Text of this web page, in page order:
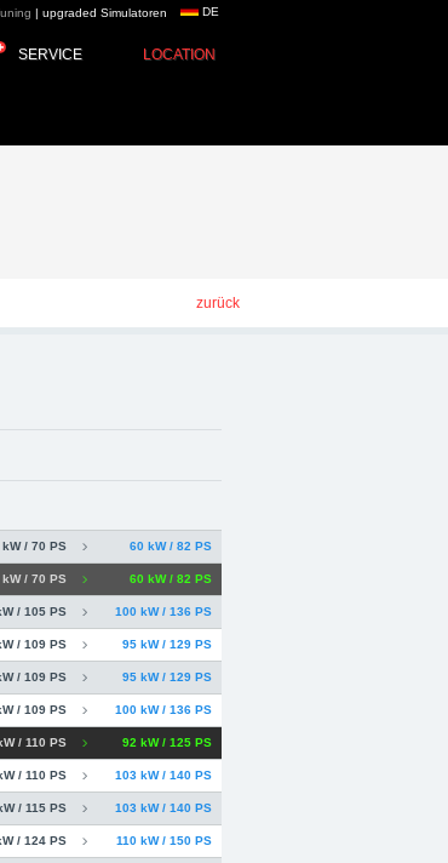
DE
LOCATION
SERVICE
| upgraded Simulatoren
zurück
60 kW / 82 PS
kW / 70 PS
60 kW / 82 PS
kW / 70 PS
100 kW / 136 PS
/ 105 PS
95 kW / 129 PS
/ 109 PS
95 kW / 129 PS
/ 109 PS
100 kW / 136 PS
/ 109 PS
92 kW / 125 PS
/ 110 PS
103 kW / 140 PS
/ 110 PS
103 kW / 140 PS
/ 115 PS
110 kW / 150 PS
/ 124 PS